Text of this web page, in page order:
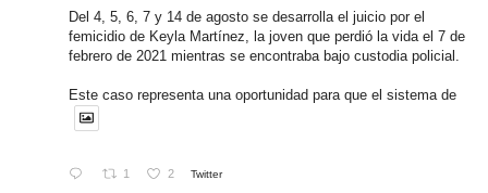
Del 4, 5, 6, 7 y 14 de agosto se desarrolla el juicio por el
femicidio de Keyla Martínez, la joven que perdió la vida el 7 de
febrero de 2021 mientras se encontraba bajo custodia policial.
Este caso representa una oportunidad para que el sistema de
1 2 Twitter